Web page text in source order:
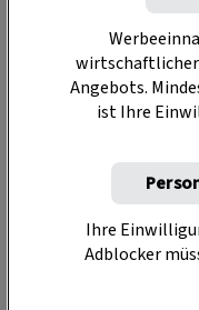
Sie
Das
Mit einem
wirtschaftlicher
Angebots.
ist Ihre
Ihre
Adblocker